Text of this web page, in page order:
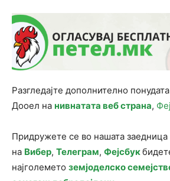
Разгледајте дополнително
Дооел на нивнатата веб страна,
Придружете се во нашата
на Вибер, Телеграм, Фејсбук
најголемето земјоделско